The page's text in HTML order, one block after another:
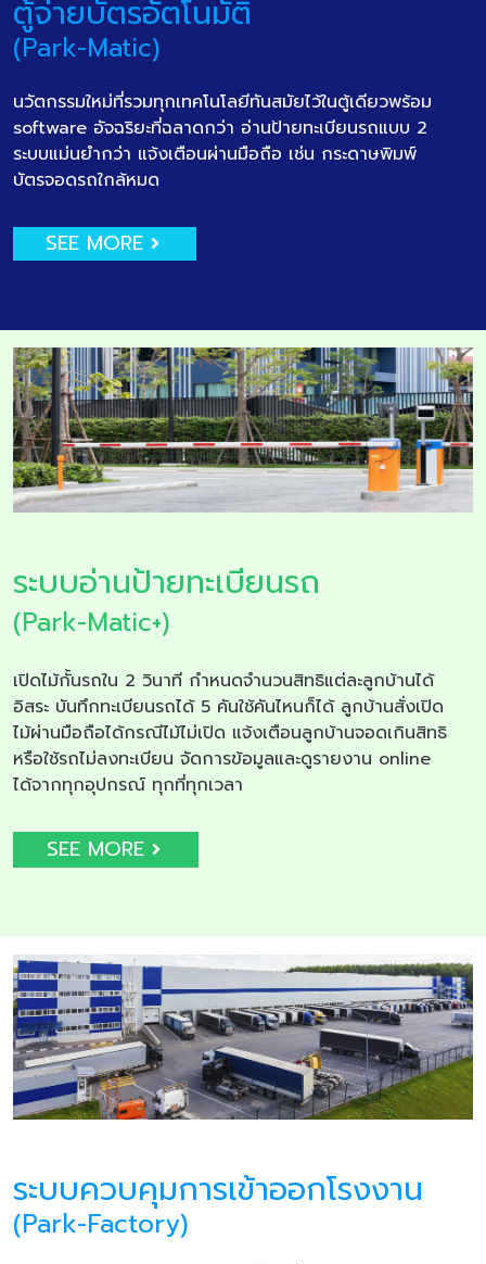
ตู้จ่ายบัตรอัตโนมัติ
(Park-Matic)
นวัตกรรมใหม่ที่รวมทุกเทคโนโลยีทันสมัยไว้ในตู้เดียวพร้อม
software อัจฉริยะที่ฉลาดกว่า อ่านป้ายทะเบียนรถแบบ 2
ระบบแม่นยำกว่า แจ้งเตือนผ่านมือถือ เช่น กระดาษพิมพ์
บัตรจอดรถใกล้หมด
SEE MORE
ระบบอ่านป้ายทะเบียนรถ
(Park-Matic+)
เปิดไม้กั้นรถใน 2 วินาที กำหนดจำนวนสิทธิแต่ละลูกบ้านได้
อิสระ บันทึกทะเบียนรถได้ 5 คันใช้คันไหนก็ได้ ลูกบ้านสั่งเปิด
ไม้ผ่านมือถือได้กรณีไม้ไม่เปิด แจ้งเตือนลูกบ้านจอดเกินสิทธิ
หรือใช้รถไม่ลงทะเบียน จัดการข้อมูลและดูรายงาน online
ได้จากทุกอุปกรณ์ ทุกที่ทุกเวลา
SEE MORE
ระบบควบคุมการเข้าออกโรงงาน
(Park-Factory)